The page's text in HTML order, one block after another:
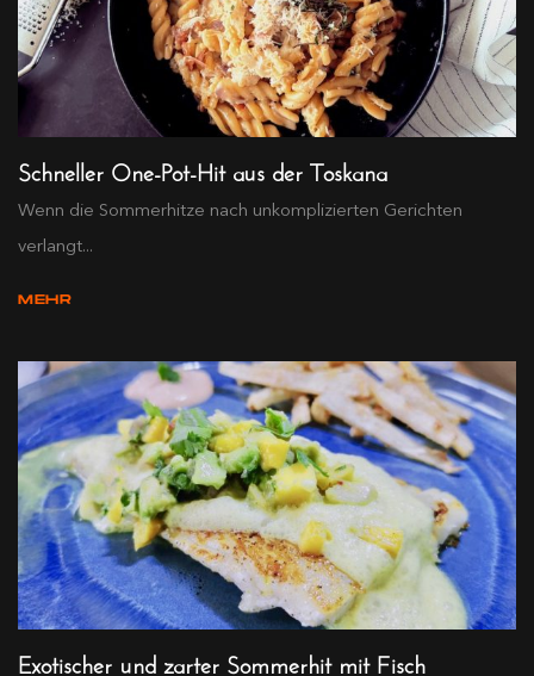
Schneller One-Pot-Hit aus der Toskana
Wenn die Sommerhitze nach unkomplizierten Gerichten
verlangt...
MEHR
Exotischer und zarter Sommerhit mit Fisch